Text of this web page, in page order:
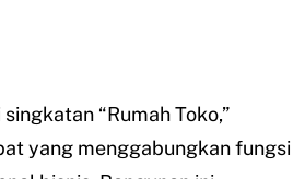
“Rumah Toko,”
yang menggabungkan fungsi